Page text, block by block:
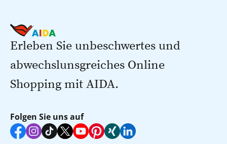
Erleben Sie unbeschwertes und
abwechslunsgreiches Online
Shopping mit AIDA.
Folgen Sie uns auf